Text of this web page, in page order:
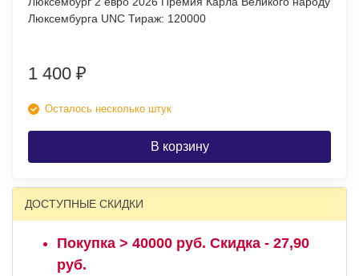
Люксембурга UNC Тираж: 120000
1 400 ₽
Осталось несколько штук
В корзину
ДОСТУПНЫЕ СКИДКИ
Покупка > 40000 руб. Скидка - 27,90
руб.